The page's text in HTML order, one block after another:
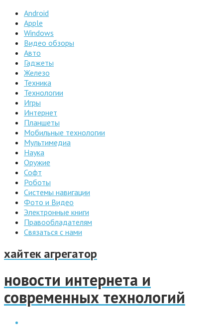
Android
Apple
Windows
Видео обзоры
Авто
Гаджеты
Железо
Техника
Технологии
Игры
Интернет
Планшеты
Мобильные технологии
Мультимедиа
Наука
Оружие
Софт
Роботы
Системы навигации
Фото и Видео
Электронные книги
Правообладателям
Связаться с нами
хайтек агрегатор
новости интернета и
современных технологий